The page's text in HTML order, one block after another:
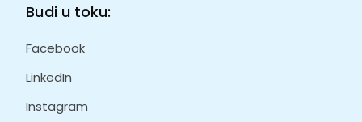
Budi u toku:
Facebook
LinkedIn
Instagram